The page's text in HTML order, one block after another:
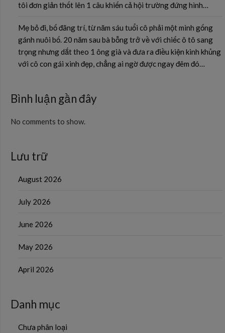
tôi đơn giản thốt lên 1 câu khiến cả hội trường đứng hình…
Mẹ bỏ đi, bố đãng trí, từ năm sáu tuổi cô phải một mình gống
gánh nuôi bố. 20 năm sau bà bỗng trở về với chiếc ô tô sang
trọng nhưng dắt theo 1 ông già và đưa ra điều kiện kinh khủng
với cô con gái xinh đẹp, chẳng ai ngờ được ngay đêm đó…
Bình luận gần đây
No comments to show.
Lưu trữ
August 2026
July 2026
June 2026
May 2026
April 2026
Danh mục
Chưa phân loại